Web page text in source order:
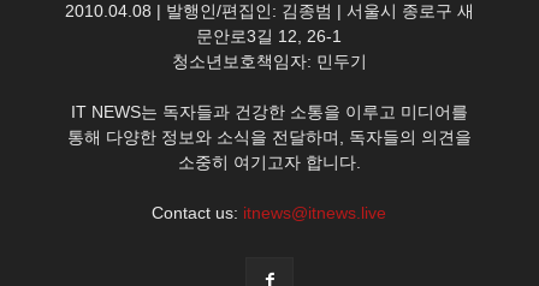
2010.04.08 | 발행인/편집인: 김종범 | 서울시 종로구 새
문안로3길 12, 26-1
청소년보호책임자: 민두기
IT NEWS는 독자들과 건강한 소통을 이루고 미디어를
통해 다양한 정보와 소식을 전달하며, 독자들의 의견을
소중히 여기고자 합니다.
Contact us: itnews@itnews.live